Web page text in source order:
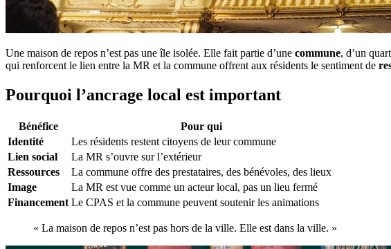
Une maison de repos n’est pas une île isolée. Elle fait partie d’une commune, d’un
qui renforcent le lien entre la MR et la commune offrent aux résidents le sentiment de
Pourquoi l’ancrage local est important
Bénéfice
Pour qui
Identité
Les résidents restent citoyens de leur commune
Lien social
La MR s’ouvre sur l’extérieur
Ressources
La commune offre des prestataires, des bénévoles, des lieux
Image
La MR est vue comme un acteur local, pas un lieu fermé
Financement Le CPAS et la commune peuvent soutenir les animations
« La maison de repos n’est pas hors de la ville. Elle est dans la ville. »